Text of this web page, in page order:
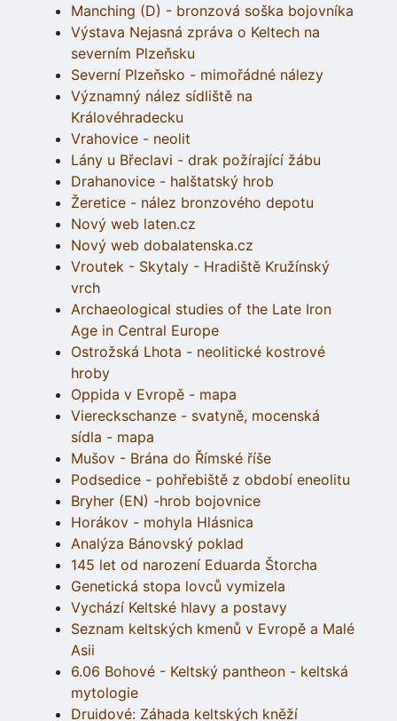
Manching (D) - bronzová soška bojovníka
Výstava Nejasná zpráva o Keltech na
severním Plzeňsku
Severní Plzeňsko - mimořádné nálezy
Významný nález sídliště na
Královéhradecku
Vrahovice - neolit
Lány u Břeclavi - drak požírající žábu
Drahanovice - halštatský hrob
Žeretice - nález bronzového depotu
Nový web laten.cz
Nový web dobalatenska.cz
Vroutek - Skytaly - Hradiště Kružínský
vrch
Archaeological studies of the Late Iron
Age in Central Europe
Ostrožská Lhota - neolitické kostrové
hroby
Oppida v Evropě - mapa
Viereckschanze - svatyně, mocenská
sídla - mapa
Mušov - Brána do Římské říše
Podsedice - pohřebiště z období eneolitu
Bryher (EN) -hrob bojovnice
Horákov - mohyla Hlásnica
Analýza Bánovský poklad
145 let od narození Eduarda Štorcha
Genetická stopa lovců vymizela
Vychází Keltské hlavy a postavy
Seznam keltských kmenů v Evropě a Malé
Asii
6.06 Bohové - Keltský pantheon - keltská
mytologie
Druidové: Záhada keltských kněží